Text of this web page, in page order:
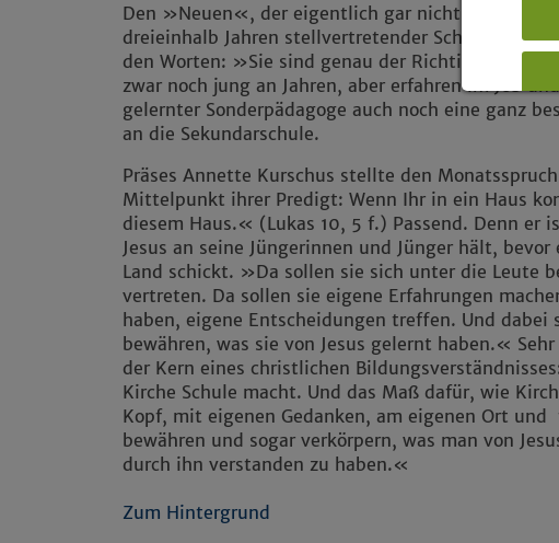
Den »Neuen«, der eigentlich gar nicht mehr so
dreieinhalb Jahren stellvertretender Schulleiter –
den Worten: »Sie sind genau der Richtige für
zwar noch jung an Jahren, aber erfahren im Job
gelernter Sonderpädagoge auch noch eine ganz
an die Sekundarschule.
Präses Annette Kurschus stellte den
Mittelpunkt ihrer Predigt: Wenn Ihr in ein Haus
diesem Haus.« (Lukas 10, 5 f.) Passend. Denn er
Jesus an seine Jüngerinnen und Jünger hält,
Land schickt. »Da sollen sie sich unter die Leute
vertreten. Da sollen sie eigene Erfahrungen
haben, eigene Entscheidungen treffen. Und dabei
bewähren, was sie von Jesus gelernt haben.«
der Kern eines christlichen
Kirche Schule macht. Und das Maß dafür, wie
Kopf, mit eigenen Gedanken, am eigenen Ort
bewähren und sogar verkörpern, was man von
durch ihn verstanden zu haben.«
Zum Hintergrund